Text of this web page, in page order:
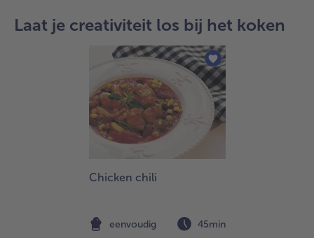
Laat je creativiteit los bij het koken
Chicken chili
eenvoudig 45min